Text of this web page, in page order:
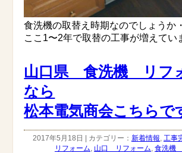
食洗機の取替え時期なのでしょうか
ここ1〜2年で取替の工事が増えてい
山口県 食洗機 リフ
なら
松本電気商会こちらで
2017年5月18日 | カテゴリー： 新着情報 工事
リフォーム 山口 リフォーム 食洗機